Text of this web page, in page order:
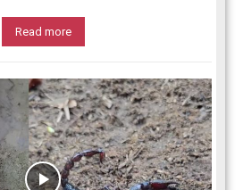
Read more